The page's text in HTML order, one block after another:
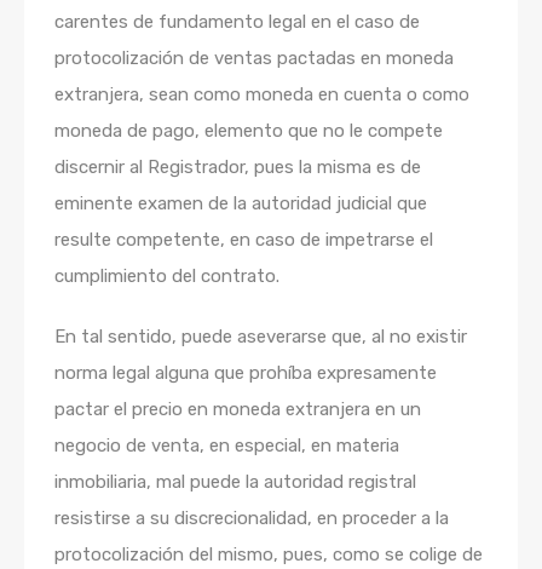
carentes de fundamento legal en el caso de
protocolización de ventas pactadas en moneda
extranjera, sean como moneda en cuenta o como
moneda de pago, elemento que no le compete
discernir al Registrador, pues la misma es de
eminente examen de la autoridad judicial que
resulte competente, en caso de impetrarse el
cumplimiento del contrato.
En tal sentido, puede aseverarse que, al no existir
norma legal alguna que prohíba expresamente
pactar el precio en moneda extranjera en un
negocio de venta, en especial, en materia
inmobiliaria, mal puede la autoridad registral
resistirse a su discrecionalidad, en proceder a la
protocolización del mismo, pues, como se colige de